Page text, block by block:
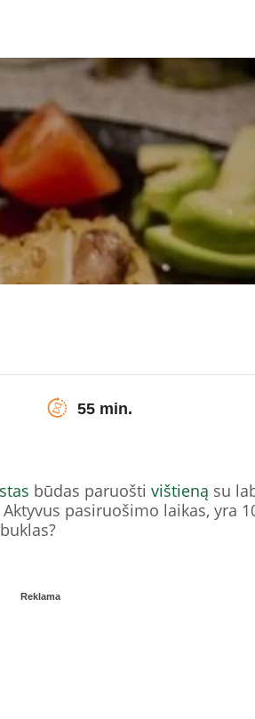
55 min.
būdas paruošti vištieną su
pasiruošimo laikas, yra
Reklama